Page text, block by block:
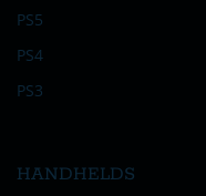
PS5
PS4
PS3
HANDHELDS